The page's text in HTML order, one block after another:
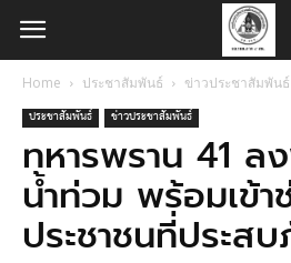
Home ประชาสัมพันธ์ ข่าวประชาสัมพันธ์
ประชาสัมพันธ์ ข่าวประชาสัมพันธ์
ทหารพราน 41
น้ำท่วม พร้อมเข้า
ประชาชนที่ประส